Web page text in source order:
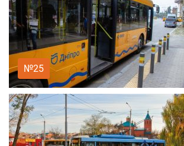
№25